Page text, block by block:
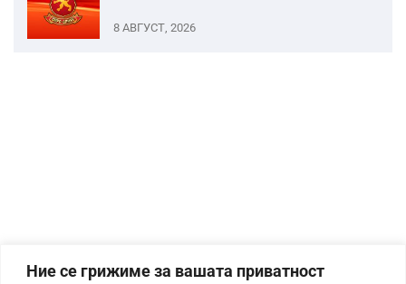
Ние се грижиме за вашата приватност
8 АВГУСТ, 2026